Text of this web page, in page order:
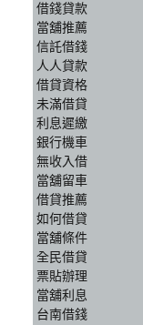
借錢貸款
當舖推薦
信託借錢
人人貸款
借貸資格
未滿借貸
利息遲繳
銀行機車
無收入借
當舖留車
借貸推薦
如何借貸
當舖條件
全民借貸
票貼辦理
當舖利息
台南借錢